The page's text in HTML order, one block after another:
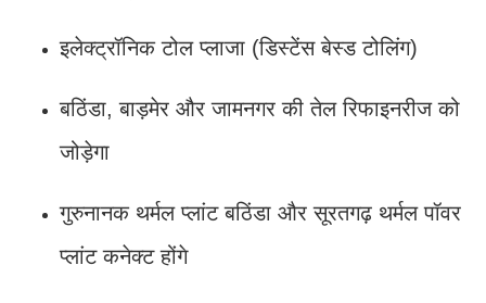
इलेक्ट्रॉनिक टोल प्लाजा (डिस्टेंस बेस्ड टोलिंग)
बठिंडा, बाड़मेर और जामनगर की तेल रिफाइनरीज को
जोड़ेगा
गुरुनानक थर्मल प्लांट बठिंडा और सूरतगढ़ थर्मल पॉवर
प्लांट कनेक्ट होंगे